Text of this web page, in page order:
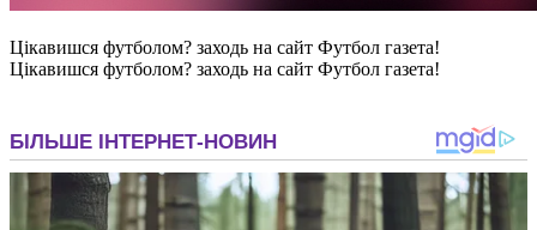
Цікавишся футболом? заходь на сайт Футбол газета!
Цікавишся футболом? заходь на сайт Футбол газета!